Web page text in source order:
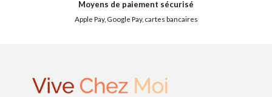
Moyens de paiement sécurisé
Apple Pay, Google Pay, cartes bancaires